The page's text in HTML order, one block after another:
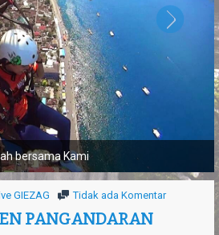
bersama Kami
GIEZAG Tidak ada Komentar
PANGANDARAN
General Intelegency Zap Action Generation